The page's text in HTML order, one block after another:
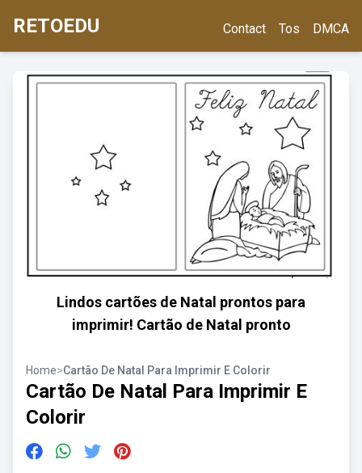
RETOEDU Contact Tos DMCA
Lindos cartões de Natal prontos para
imprimir! Cartão de Natal pronto
Home>Cartão De Natal Para Imprimir E Colorir
Cartão De Natal Para Imprimir E
Colorir